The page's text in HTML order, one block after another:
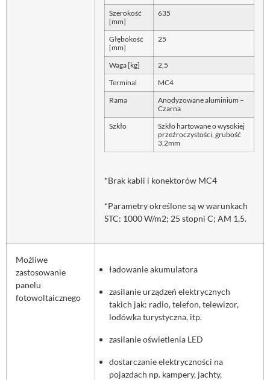
Szerokość
[mm]
635
Głębokość
[mm]
25
Waga [kg] 2,5
Terminal MC4
Rama
Anodyzowane aluminium –
Czarna
Szkło
Szkło hartowane o wysokiej
przeźroczystości, grubość
3,2mm
*Brak kabli i konektorów MC4
*Parametry określone są w warunkach
STC: 1000 W/m2; 25 stopni C; AM 1,5.
Możliwe
zastosowanie
panelu
fotowoltaicznego
ładowanie akumulatora
zasilanie urządzeń elektrycznych
takich jak: radio, telefon, telewizor,
lodówka turystyczna, itp.
zasilanie oświetlenia LED
dostarczanie elektryczności na
pojazdach np. kampery, jachty,